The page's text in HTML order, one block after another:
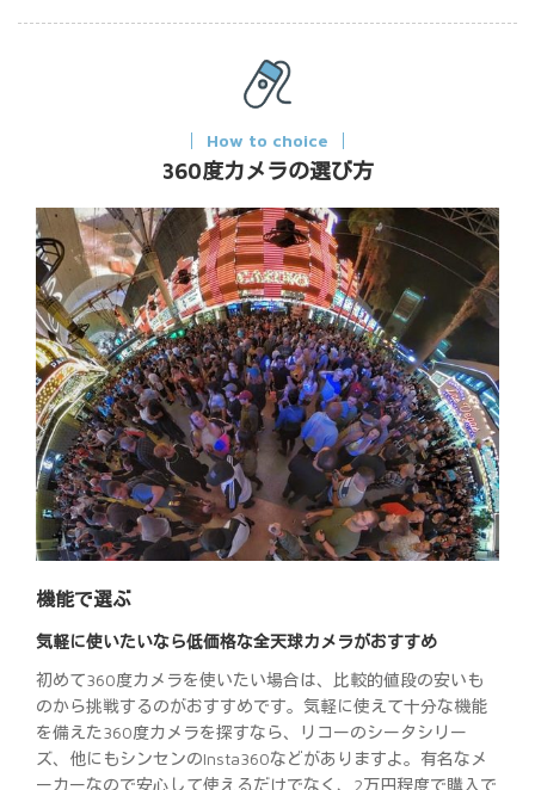
How to choice
360度カメラの選び方
機能で選ぶ
気軽に使いたいなら低価格な全天球カメラがおすすめ
初めて360度カメラを使いたい場合は、比較的値段の安いも
のから挑戦するのがおすすめです。気軽に使えて十分な機能
を備えた360度カメラを探すなら、リコーのシータシリー
ズ、他にもシンセンのInsta360などがありますよ。有名なメ
ーカーなので安心して使えるだけでなく、2万円程度で購入で